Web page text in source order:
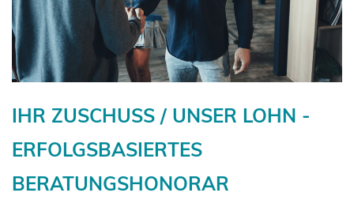
IHR ZUSCHUSS / UNSER LOHN -
ERFOLGSBASIERTES
BERATUNGSHONORAR